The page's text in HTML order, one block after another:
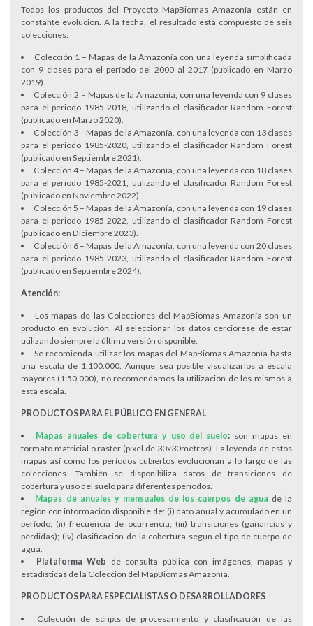
Todos los productos del Proyecto MapBiomas Amazonía están en
constante evolución. A la fecha, el resultado está compuesto de seis
colecciones:
Colección 1 – Mapas de la Amazonía con una leyenda simplificada
con 9 clases para el período del 2000 al 2017 (publicado en Marzo
2019).
Colección 2 – Mapas de la Amazonía, con una leyenda con 9 clases
para el periodo 1985-2018, utilizando el clasificador Random Forest
(publicado en Marzo 2020).
Colección 3 – Mapas de la Amazonía, con una leyenda con 13 clases
para el periodo 1985-2020, utilizando el clasificador Random Forest
(publicado en Septiembre 2021).
Colección 4 – Mapas de la Amazonía, con una leyenda con 18 clases
para el periodo 1985-2021, utilizando el clasificador Random Forest
(publicado en Noviembre 2022).
Colección 5 – Mapas de la Amazonía, con una leyenda con 19 clases
para el periodo 1985-2022, utilizando el clasificador Random Forest
(publicado en Diciembre 2023).
Colección 6 – Mapas de la Amazonía, con una leyenda con 20 clases
para el periodo 1985-2023, utilizando el clasificador Random Forest
(publicado en Septiembre 2024).
Atención:
Los mapas de las Colecciones del MapBiomas Amazonía son un
producto en evolución. Al seleccionar los datos cerciórese de estar
utilizando siempre la última versión disponible.
Se recomienda utilizar los mapas del MapBiomas Amazonía hasta
una escala de 1:100.000. Aunque sea posible visualizarlos a escala
mayores (1:50.000), no recomendamos la utilización de los mismos a
esta escala.
PRODUCTOS PARA EL PÚBLICO EN GENERAL
Mapas anuales de cobertura y uso del suelo: son mapas en
formato matricial o ráster (píxel de 30x30metros). La leyenda de estos
mapas así como los períodos cubiertos evolucionan a lo largo de las
colecciones. También se disponibiliza datos de transiciones de
cobertura y uso del suelo para diferentes periodos.
Mapas de anuales y mensuales de los cuerpos de agua de la
región con información disponible de: (i) dato anual y acumulado en un
período; (ii) frecuencia de ocurrencia; (iii) transiciones (ganancias y
pérdidas); (iv) clasificación de la cobertura según el tipo de cuerpo de
agua.
Plataforma Web de consulta pública con imágenes, mapas y
estadísticas de la Colección del MapBiomas Amazonía.
PRODUCTOS PARA ESPECIALISTAS O DESARROLLADORES
Colección de scripts de procesamiento y clasificación de las